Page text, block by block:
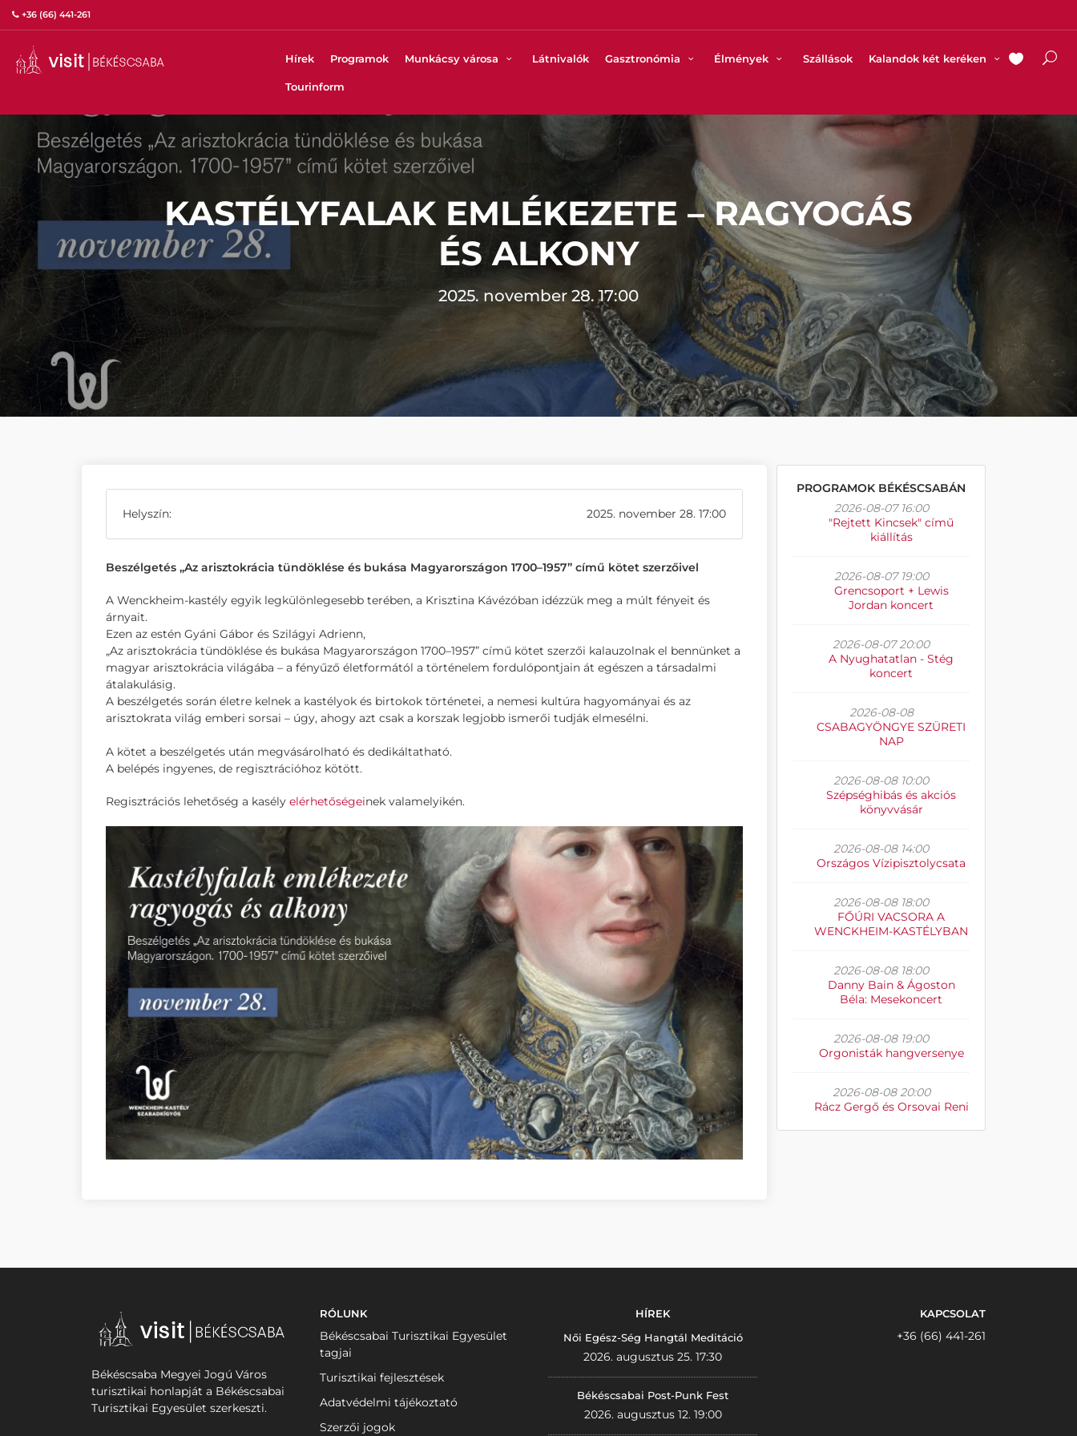
+36 (66) 441-261
Hírek Programok Munkácsy városa Látnivalók Gasztronómia Élmények Szállások Kalandok két keréken
Tourinform
KASTÉLYFALAK EMLÉKEZETE – RAGYOGÁS
ÉS ALKONY
2025. november 28. 17:00
Helyszín: 2025. november 28. 17:00
Beszélgetés „Az arisztokrácia tündöklése és bukása Magyarországon 1700–1957” című kötet szerzőivel
A Wenckheim-kastély egyik legkülönlegesebb terében, a Krisztina Kávézóban idézzük meg a múlt fényeit és
árnyait.
Ezen az estén Gyáni Gábor és Szilágyi Adrienn,
„Az arisztokrácia tündöklése és bukása Magyarországon 1700–1957” című kötet szerzői kalauzolnak el bennünket a
magyar arisztokrácia világába – a fényűző életformától a történelem fordulópontjain át egészen a társadalmi
átalakulásig.
A beszélgetés során életre kelnek a kastélyok és birtokok történetei, a nemesi kultúra hagyományai és az
arisztokrata világ emberi sorsai – úgy, ahogy azt csak a korszak legjobb ismerői tudják elmesélni.
A kötet a beszélgetés után megvásárolható és dedikáltatható.
A belépés ingyenes, de regisztrációhoz kötött.
Regisztrációs lehetőség a kasély elérhetőségeinek valamelyikén.
PROGRAMOK BÉKÉSCSABÁN
2026-08-07 16:00
"Rejtett Kincsek" című
kiállítás
2026-08-07 19:00
Grencsoport + Lewis
Jordan koncert
2026-08-07 20:00
A Nyughatatlan - Stég
koncert
2026-08-08
CSABAGYÖNGYE SZÜRETI
NAP
2026-08-08 10:00
Szépséghibás és akciós
könyvvásár
2026-08-08 14:00
Országos Vízipisztolycsata
2026-08-08 18:00
FŐÚRI VACSORA A
WENCKHEIM-KASTÉLYBAN
2026-08-08 18:00
Danny Bain & Ágoston
Béla: Mesekoncert
2026-08-08 19:00
Orgonisták hangversenye
2026-08-08 20:00
Rácz Gergő és Orsovai Reni
Békéscsaba Megyei Jogú Város
turisztikai honlapját a Békéscsabai
Turisztikai Egyesület szerkeszti.
RÓLUNK
Békéscsabai Turisztikai Egyesület
tagjai
Turisztikai fejlesztések
Adatvédelmi tájékoztató
Szerzői jogok
HÍREK
Női Egész-Ség Hangtál Meditáció
2026. augusztus 25. 17:30
Békéscsabai Post-Punk Fest
2026. augusztus 12. 19:00
KAPCSOLAT
+36 (66) 441-261